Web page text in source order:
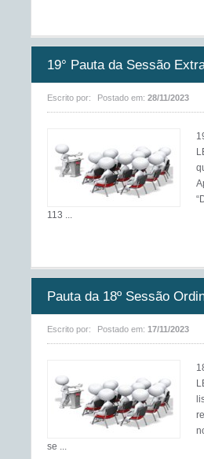
19° Pauta da Sessão
Escrito por: Postado em: 28/11/2023
113 ...
Pauta da 18º Sessão
Escrito por: Postado em: 17/11/2023
se ...